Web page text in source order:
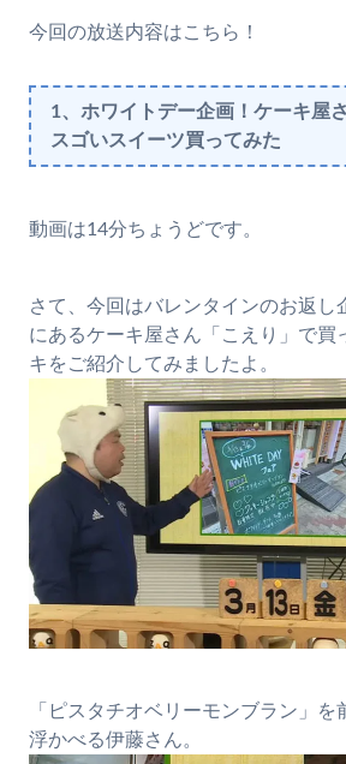
今回の放送内容はこちら！
1、ホワイトデー企画！ケーキ屋
スゴいスイーツ買ってみた
動画は14分ちょうどです。
さて、今回はバレンタインのお返し
にあるケーキ屋さん「こえり」で買
キをご紹介してみましたよ。
「ピスタチオベリーモンブラン」を
浮かべる伊藤さん。